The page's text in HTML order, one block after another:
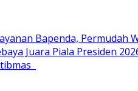
Bapenda, Permudah
Juara Piala Presiden